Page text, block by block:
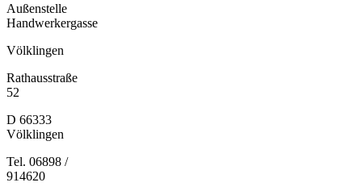
Außenstelle
Handwerkergasse
Völklingen
Rathausstraße
52
D 66333
Völklingen
Tel. 06898 /
914620